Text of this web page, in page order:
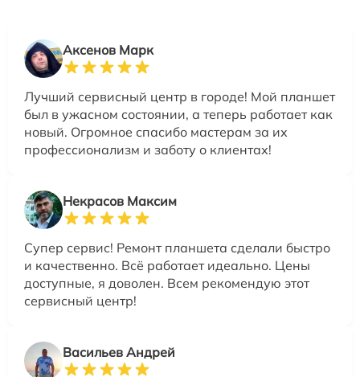
Аксенов Марк
Лучший сервисный центр в городе! Мой планшет
был в ужасном состоянии, а теперь работает как
новый. Огромное спасибо мастерам за их
профессионализм и заботу о клиентах!
Некрасов Максим
Супер сервис! Ремонт планшета сделали быстро
и качественно. Всё работает идеально. Цены
доступные, я доволен. Всем рекомендую этот
сервисный центр!
Васильев Андрей